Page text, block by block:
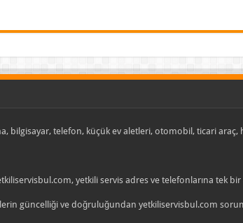
bilgisayar, telefon, küçük ev aletleri, otomobil, ticari
yetkili servis adres ve telefonlarına tek
güncelliği ve doğruluğundan yetkiliservisbul.com